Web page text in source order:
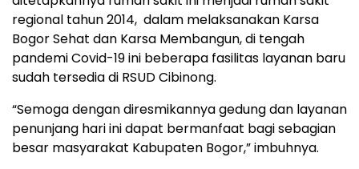
regional tahun 2014, dalam melaksanakan Karsa
Bogor Sehat dan Karsa Membangun, di tengah
pandemi Covid-19 ini beberapa fasilitas layanan baru
sudah tersedia di RSUD Cibinong.
“Semoga dengan diresmikannya gedung dan layanan
penunjang hari ini dapat bermanfaat bagi sebagian
besar masyarakat Kabupaten Bogor,” imbuhnya.